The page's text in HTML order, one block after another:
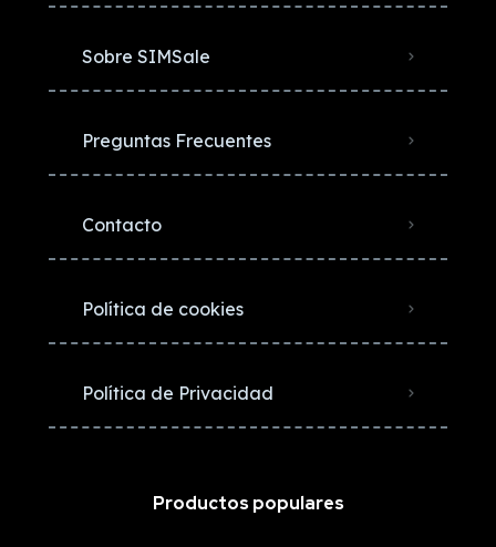
Sobre SIMSale
Preguntas Frecuentes
Contacto
Política de cookies
Política de Privacidad
Productos populares